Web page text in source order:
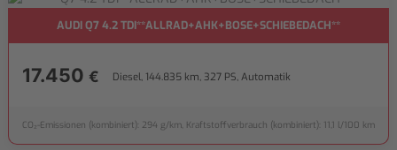
AUDI Q7 4.2 TDI**ALLRAD+AHK+BOSE+SCHIEBEDACH**
17.450 € Diesel, 144.835 km, 327 PS, Automatik
CO₂-Emissionen (kombiniert): 294 g/km, Kraftstoffverbrauch (kombiniert): 11,1 l/100 km